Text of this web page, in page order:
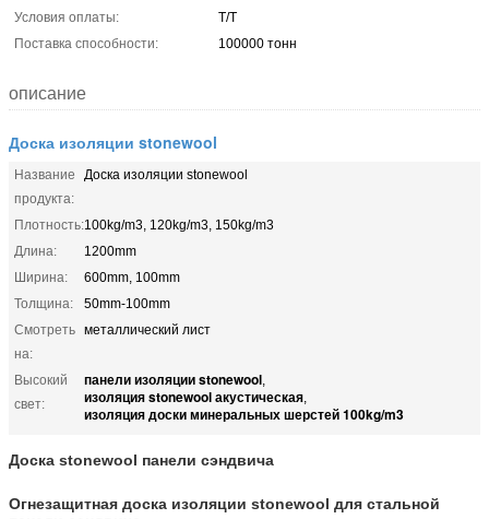
Условия оплаты:
T/T
Поставка способности:
100000 тонн
описание
Доска изоляции stonewool
Название
продукта:
Доска изоляции stonewool
Плотность:100kg/m3, 120kg/m3, 150kg/m3
Длина:
1200mm
Ширина:
600mm, 100mm
Толщина:
50mm-100mm
Смотреть
на:
металлический лист
Высокий
свет:
панели изоляции stonewool,
изоляция stonewool акустическая,
изоляция доски минеральных шерстей 100kg/m3
Доска stonewool панели сэндвича
Огнезащитная доска изоляции stonewool для стальной